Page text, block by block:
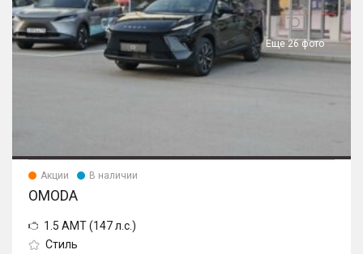
Еще 26 фото
Акции В наличии
OMODA
1.5 AMT (147 л.с.)
Стиль